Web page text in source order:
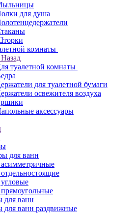
для душа
комнаты
Назад
туалетной комнаты
для туалетной бумаги
освежителя воздуха
аксессуары
для ванн
для ванн
для ванн раздвижные